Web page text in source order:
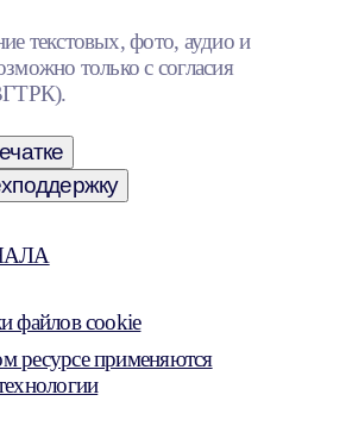
текстовых, фото, аудио и
только с согласия
файлов cookie
ресурсе применяются